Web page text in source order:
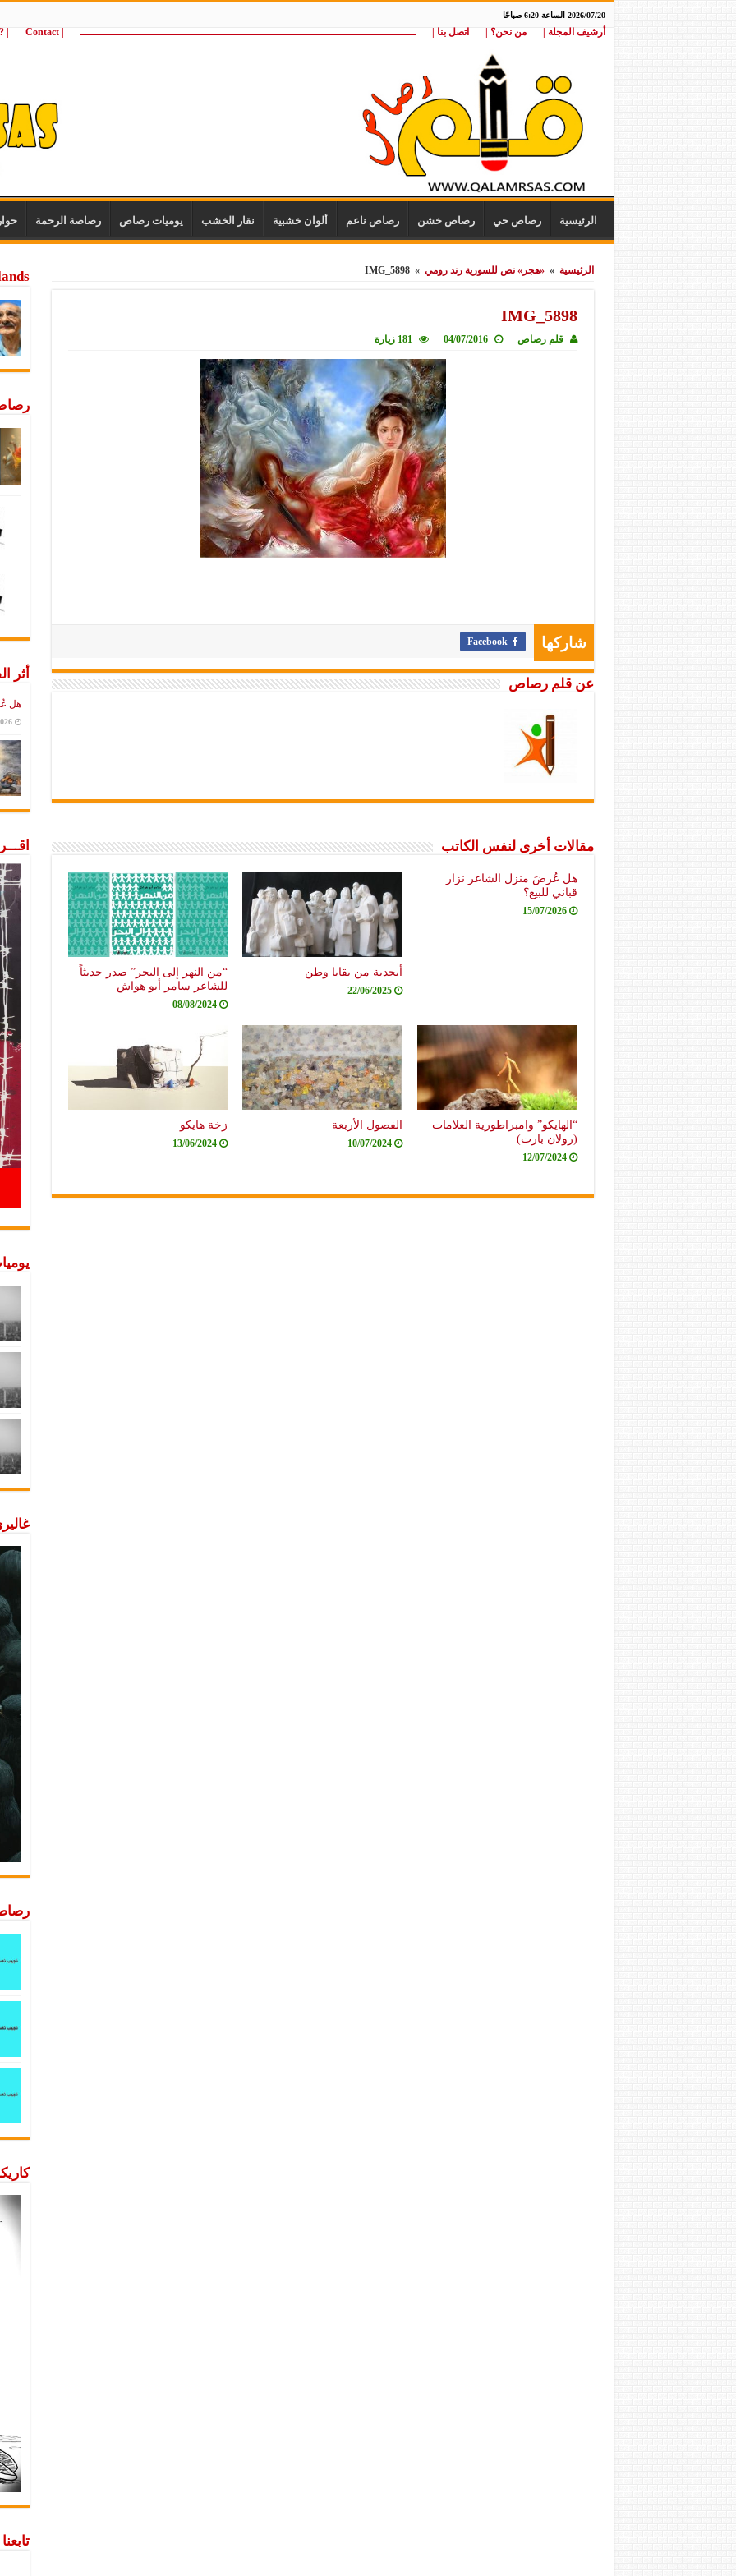
2026/07/20 الساعة 6:20 صباحًا
أرشيف المجلة | من نحن؟ | اتصل بنا | ــــــــــــــــــــــــــــــــــــــــــــــــــــــــــــــــــــــــــــــــــــــــــــــــــــــ | Contact
wij
الرئيسية رصاص حي رصاص خشن رصاص ناعم ألوان خشبية نقار الخشب يوميات رصاص رصاصة الرحمة
الرئيسية » «هجر» نص للسورية رند رومي »
IMG_5898
IMG_5898
قلم رصاص 04/07/2016 181 زيارة
شاركها Facebook
عن قلم رصاص
مقالات أخرى لنفس الكاتب
هل عُرضَ منزل الشاعر نزار
قباني للبيع؟
15/07/2026
أبجدية من بقايا وطن
22/06/2025
“من النهر إلى البحر” صدر حديثاً
للشاعر سامر أبو هواش
08/08/2024
“الهايكو” وامبراطورية العلامات
(رولان بارت)
12/07/2024
الفصول الأربعة
10/07/2024
زخة هايكو
13/06/2024
أثر
هل